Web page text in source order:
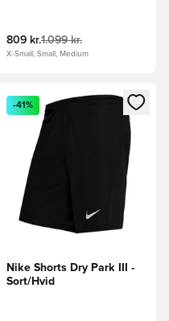
809 kr.1.099 kr.
X-Small, Small, Medium
eller tilmelde dig som
Åbner en Modal til at logge
-41%
Nike Shorts Dry Park III -
Sort/Hvid